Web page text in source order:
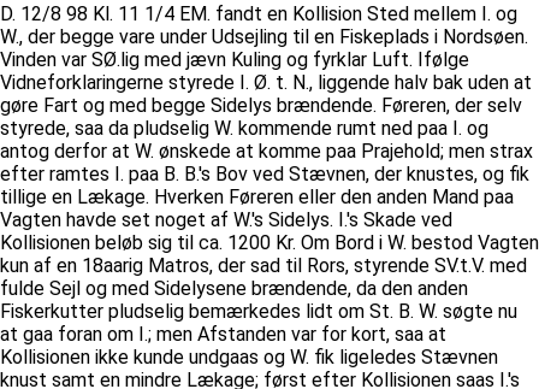
D. 12/8 98 Kl. 11 1/4 EM. fandt en Kollision Sted mellem I. og
W., der begge vare under Udsejling til en Fiskeplads i Nordsøen.
Vinden var SØ.lig med jævn Kuling og fyrklar Luft. Ifølge
Vidneforklaringerne styrede I. Ø. t. N., liggende halv bak uden at
gøre Fart og med begge Sidelys brændende. Føreren, der selv
styrede, saa da pludselig W. kommende rumt ned paa I. og
antog derfor at W. ønskede at komme paa Prajehold; men strax
efter ramtes I. paa B. B.'s Bov ved Stævnen, der knustes, og fik
tillige en Lækage. Hverken Føreren eller den anden Mand paa
Vagten havde set noget af W.'s Sidelys. I.'s Skade ved
Kollisionen beløb sig til ca. 1200 Kr. Om Bord i W. bestod Vagten
kun af en 18aarig Matros, der sad til Rors, styrende SV.t.V. med
fulde Sejl og med Sidelysene brændende, da den anden
Fiskerkutter pludselig bemærkedes lidt om St. B. W. søgte nu
at gaa foran om I.; men Afstanden var for kort, saa at
Kollisionen ikke kunde undgaas og W. fik ligeledes Stævnen
knust samt en mindre Lækage; først efter Kollisionen saas I.'s